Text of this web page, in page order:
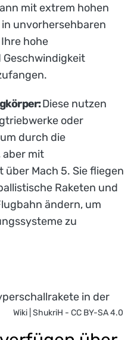
mit extrem hohen
unvorhersehbaren
hohe
Diese nutzen
oder
durch die
aber mit
Mach 5. Sie fliegen
Raketen und
ändern, um
zu
Wiki | ShukriH - CC BY-SA 4.0